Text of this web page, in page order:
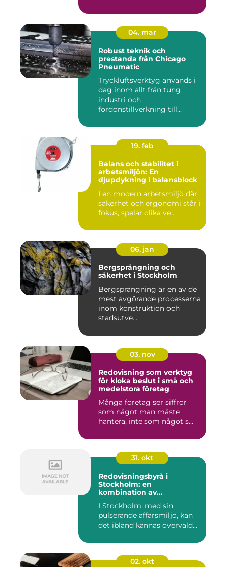
04. mar
Robust teknik och
prestanda från Chicago
Pneumatic
Tryckluftsverktyg används i
dag inom allt från tung
industri och
fordonstillverkning till...
19. feb
Balans och stabilitet i
arbetsmiljön: En
djupdykning i balansblock
I en modern arbetsmiljö där
säkerhet och ergonomi står i
fokus, spelar olika ve...
06. jan
Bergsprängning och
säkerhet i Stockholm
Bergsprängning är en av de
mest avgörande processerna
inom konstruktion och
stadsutve...
03. nov
Redovisning som verktyg
för kloka beslut i små och
medelstora företag
Många företag ser siffror
som något man måste
hantera, inte som något s...
31. okt
Redovisningsbyrå i
Stockholm: en
kombination av
personlig service
I Stockholm, med sin
pulserande affärsmiljö, kan
det ibland kännas överväld...
02. okt